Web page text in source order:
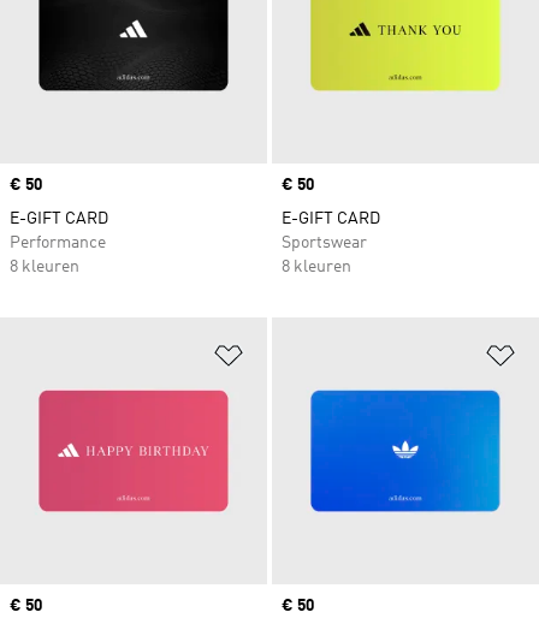
Price
€ 50
E-GIFT CARD
Performance
8 kleuren
Price
€ 50
E-GIFT CARD
Sportswear
8 kleuren
Price
€ 50
Price
€ 50